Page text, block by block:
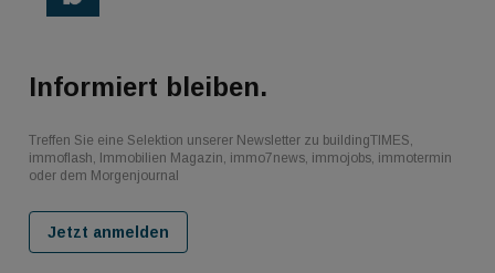
Informiert bleiben.
Treffen Sie eine Selektion unserer Newsletter zu buildingTIMES,
immoflash, Immobilien Magazin, immo7news, immojobs, immotermin
oder dem Morgenjournal
Jetzt anmelden